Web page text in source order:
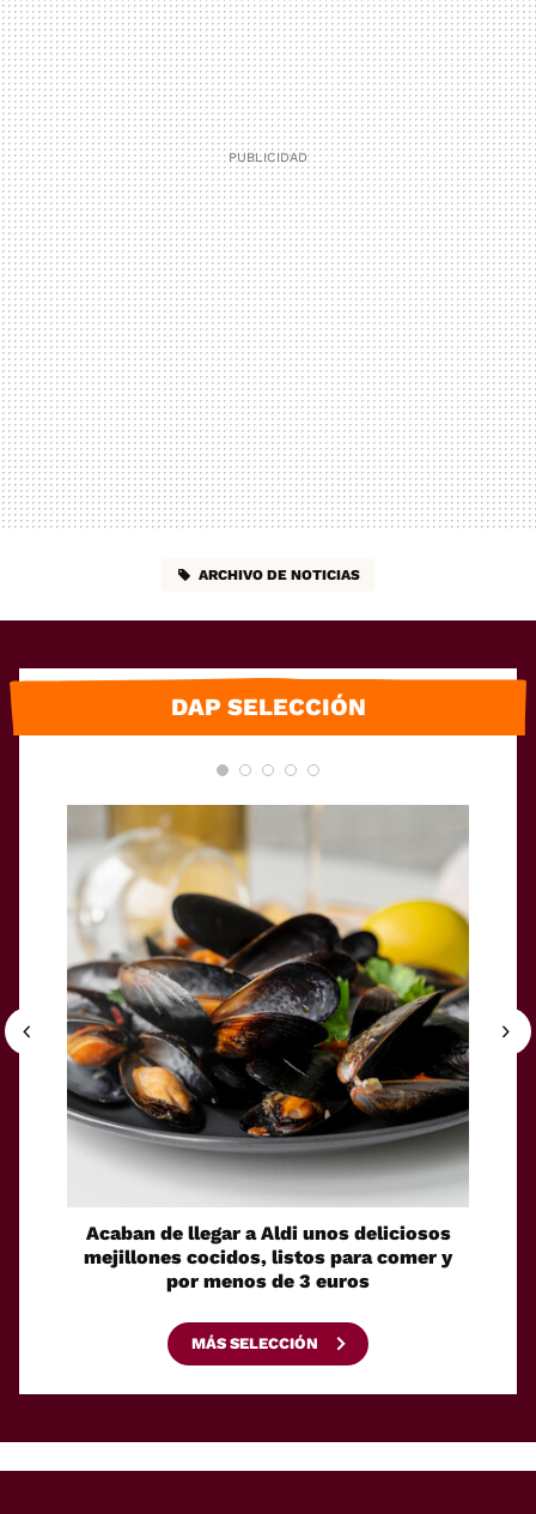
ARCHIVO DE NOTICIAS
DAP SELECCIÓN
Acaban de llegar a Aldi unos deliciosos
mejillones cocidos, listos para comer y
por menos de 3 euros
MÁS SELECCIÓN